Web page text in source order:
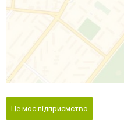
Це моє підприємство